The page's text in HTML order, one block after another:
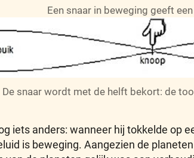
Een snaar in beweging geeft
De snaar wordt met de helft bekort: de
iets anders: wanneer hij tokkelde op
is beweging. Aangezien de